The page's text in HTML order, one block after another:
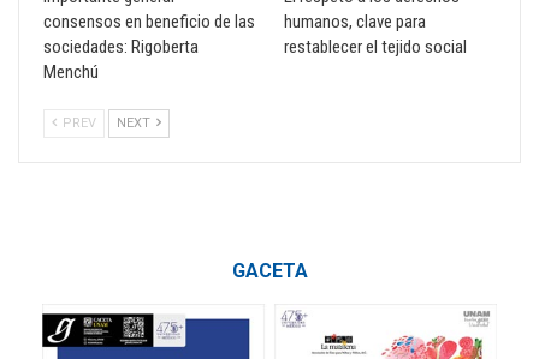
consensos en beneficio de las
sociedades: Rigoberta
Menchú
humanos, clave para
restablecer el tejido social
PREV NEXT
GACETA